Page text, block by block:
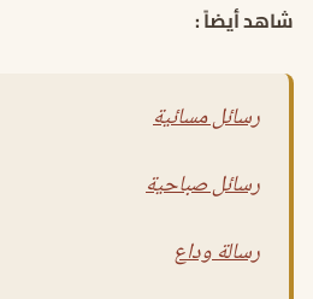
شاهد أيضاً :
رسائل مسائية
رسائل صباحية
رسالة وداع